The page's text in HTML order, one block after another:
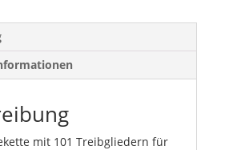
mit 101 Treibgliedern für